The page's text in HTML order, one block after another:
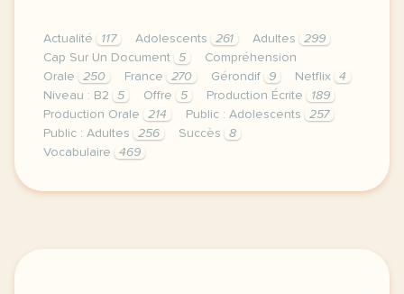
Actualité 117 Adolescents 261 Adultes
299
Cap Sur Un Document
5
Compréhension
Orale
250 France 270 Gérondif 9 Netflix
4
Niveau : B2
5 Offre 5 Production Écrite
189
Production Orale
214 Public : Adolescents
257
Public : Adultes
256 Succès
8
Vocabulaire
469
duree 45 minutes niveau b2 public adolescents